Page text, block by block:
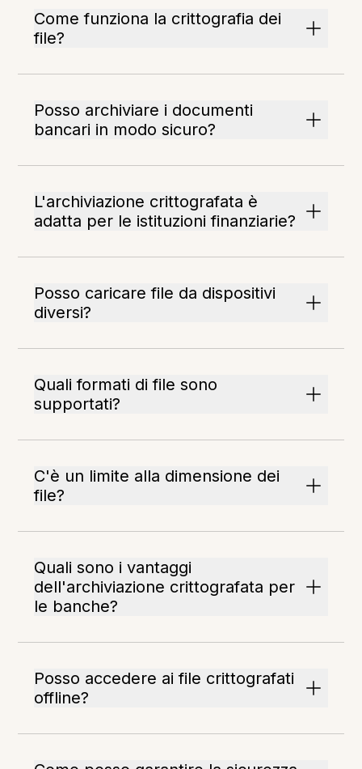
Come funziona la crittografia dei
file?
Posso archiviare i documenti
bancari in modo sicuro?
L'archiviazione crittografata è
adatta per le istituzioni finanziarie?
Posso caricare file da dispositivi
diversi?
Quali formati di file sono
supportati?
C'è un limite alla dimensione dei
file?
Quali sono i vantaggi
dell'archiviazione crittografata per
le banche?
Posso accedere ai file crittografati
offline?